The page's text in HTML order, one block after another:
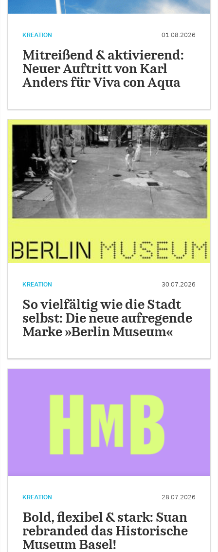
KREATION 01.08.2026
Mitreißend & aktivierend:
Neuer Auftritt von Karl
Anders für Viva con Aqua
KREATION 30.07.2026
So vielfältig wie die Stadt
selbst: Die neue aufregende
Marke »Berlin Museum«
KREATION 28.07.2026
Bold, flexibel & stark: Suan
rebranded das Historische
Museum Basel!